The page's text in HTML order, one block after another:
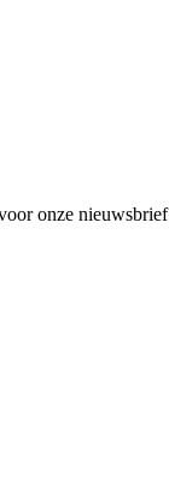
onze nieuwsbrief